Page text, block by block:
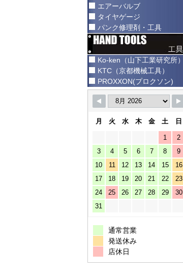
エアーバルブ
タイヤゲージ
パンク修理剤・工具
Ko-ken（山下工業研究所）
KTC（京都機械工具）
PROXXON(プロクソン)
月 火 水 木 金 土 日
1
2
3
4 5 6 7 8
9
10
11 12 13 14 15
16
17
18 19 20 21 22
23
24
25 26 27 28 29
30
31
通常営業
発送休み
店休日